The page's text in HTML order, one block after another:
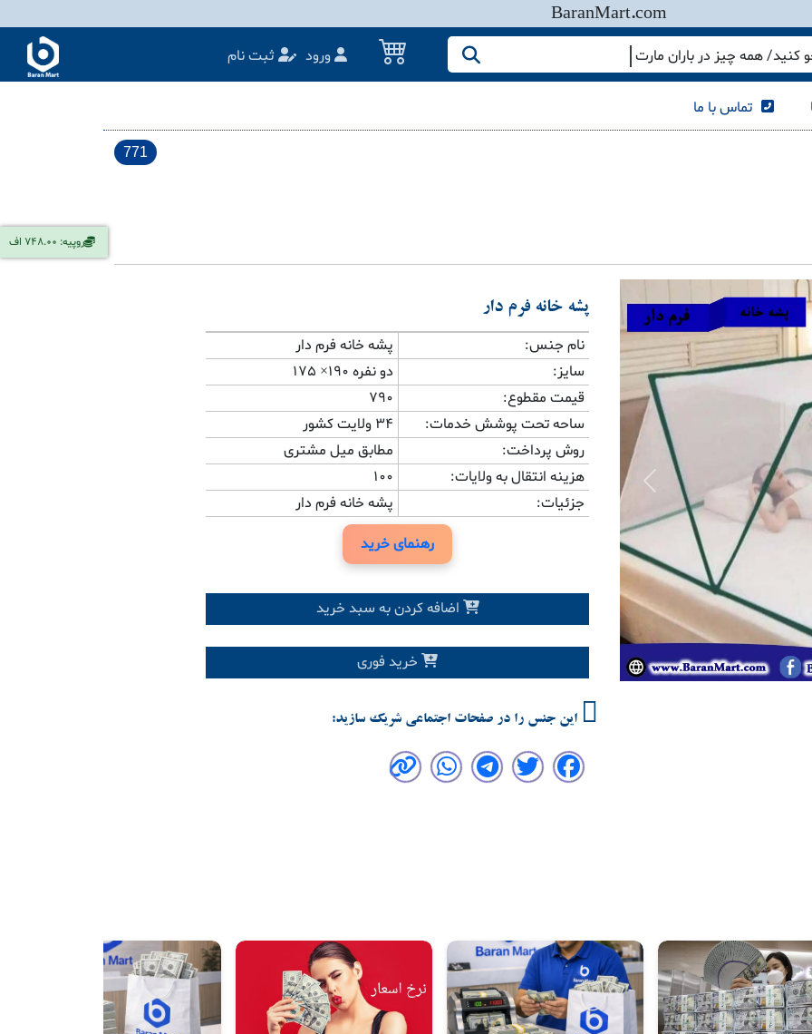
BaranMart.com
کنید/ همه چیز در باران مارت ورود ثبت نام
تماس با ما
روپیه: 748.00 اف
771
Previous
پشه خانه فرم دار
نام جنس:
پشه خانه فرم دار
سایز:
دو نفره ۱۹۰× ۱۷۵
قیمت مقطوع:
790
ساحه تحت پوشش خدمات:
34 ولایت کشور
روش پرداخت:
مطابق میل مشتری
هزینه انتقال به ولایات:
100
جزئیات:
پشه خانه فرم دار
رهنمای خرید
اضافه کردن به سبد خرید
خرید فوری
این جنس را در صفحات اجتماعی شریک سازید: